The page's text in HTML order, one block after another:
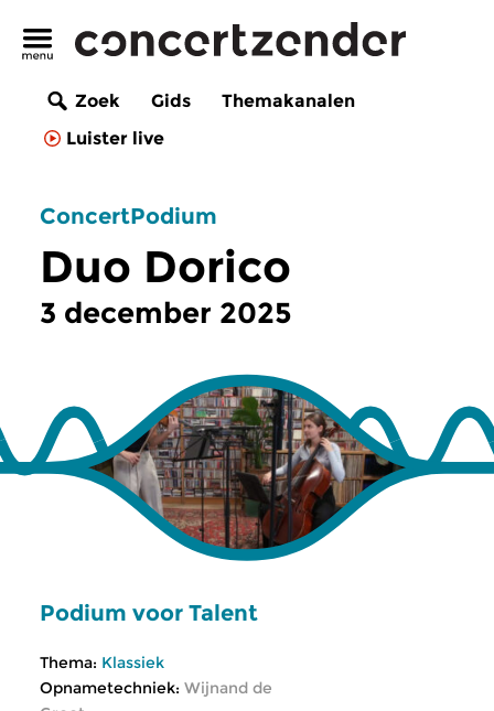
Zoek Gids
Themakanalen
Luister live
ConcertPodium
Duo Dorico
3 december 2025
Podium voor Talent
Thema: Klassiek
Opnametechniek: Wijnand de